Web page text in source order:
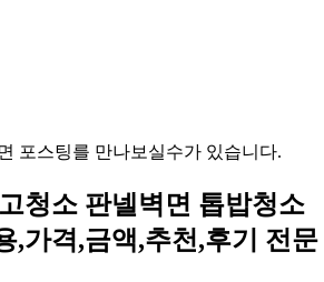
포스팅를 만나보실수가 있습니다.
청소 판넬벽면 톱밥청소
,가격,금액,추천,후기 전문